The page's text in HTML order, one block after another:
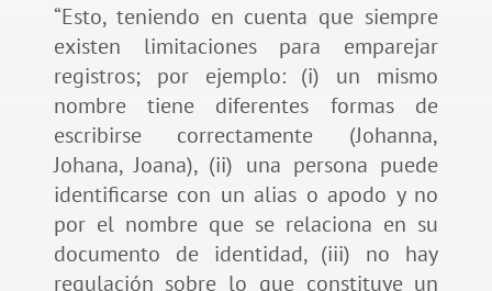
“Esto, teniendo en cuenta que siempre
existen limitaciones para emparejar
registros; por ejemplo: (i) un mismo
nombre tiene diferentes formas de
escribirse correctamente (Johanna,
Johana, Joana), (ii) una persona puede
identificarse con un alias o apodo y no
por el nombre que se relaciona en su
documento de identidad, (iii) no hay
regulación sobre lo que constituye un